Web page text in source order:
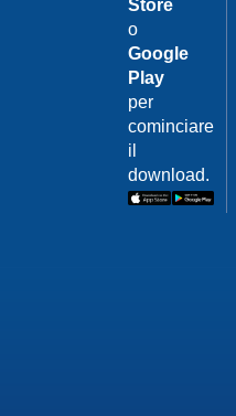
Store
o
Google
Play
per
cominciare
il
download.